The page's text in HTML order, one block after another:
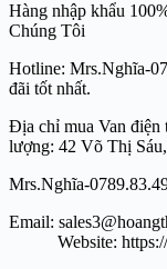
Hàng nhập khẩu
Chúng Tôi
Hotline: Mrs.Nghĩa-
đãi tốt nhất.
Địa chỉ mua Van điện
lượng: 42 Võ Thị
Mrs.Nghĩa-
Email:
Website: https://